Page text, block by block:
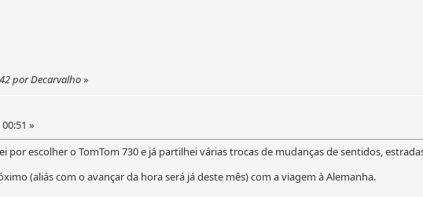
por Decarvalho»
»
por escolher o TomTom 730 e já partilhei várias trocas de mudanças de sentidos,
(aliás com o avançar da hora será já deste mês) com a viagem à Alemanha.